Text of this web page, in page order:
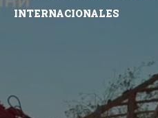
INTERNACIONALES